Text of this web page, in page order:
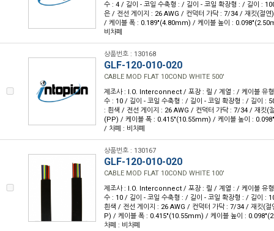
수 : 4 / 길이 - 코일 수축형 : / 길이 - 코일 확장형 : / 길이 :
은 / 전선 게이지 : 26 AWG / 컨덕터 가닥 : 7/34 / 재킷(절연
/ 케이블 폭 : 0.189"(4.80mm) / 케이블 높이 :
비차폐
상품번호 : 130168
GLF-120-010-020
CABLE MOD FLAT 10COND WHITE 500'
제조사 : I.O. Interconnect / 포장 : 릴 / 계열 : / 케이블 유형
수 : 10 / 길이 - 코일 수축형 : / 길이 - 코일 확장형 : / 길이 :
: 흰색 / 전선 게이지 : 26 AWG / 컨덕터 가닥 : 7/34 / 재킷(
(PP) / 케이블 폭 : 0.415"(10.55mm) / 케이블 높이 :
/ 차폐 : 비차폐
상품번호 : 130167
GLF-120-010-020
CABLE MOD FLAT 10COND WHITE 100'
제조사 : I.O. Interconnect / 포장 : 릴 / 계열 : / 케이블 유형
수 : 10 / 길이 - 코일 수축형 : / 길이 - 코일 확장형 : / 길이 :
흰색 / 전선 게이지 : 26 AWG / 컨덕터 가닥 : 7/34 / 재킷(절
P) / 케이블 폭 : 0.415"(10.55mm) / 케이블 높이 :
차폐 : 비차폐